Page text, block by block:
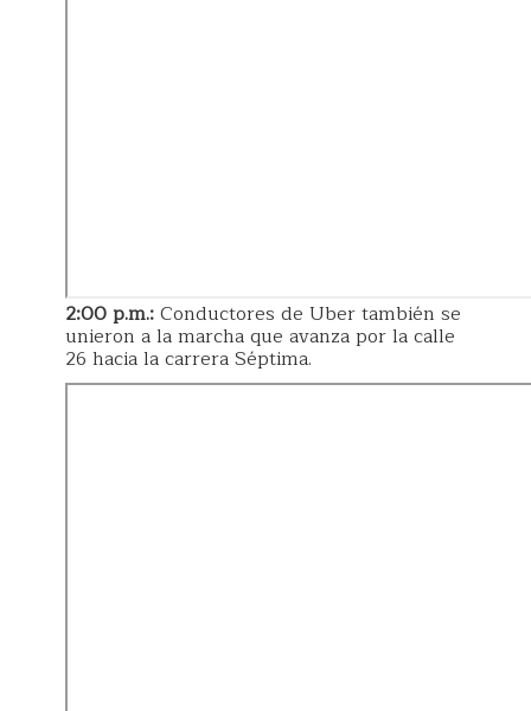
2:00 p.m.:Conductores de Uber también se
unieron a la marcha que avanza por la calle
26 hacia la carrera Séptima.